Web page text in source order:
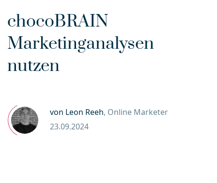
chocoBRAIN
Marketinganalysen
nutzen
von Leon Reeh, Online Marketer
23.09.2024